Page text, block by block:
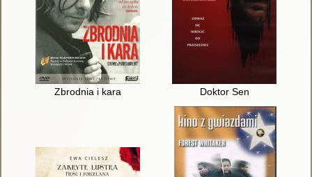
Zbrodnia i kara Doktor Sen